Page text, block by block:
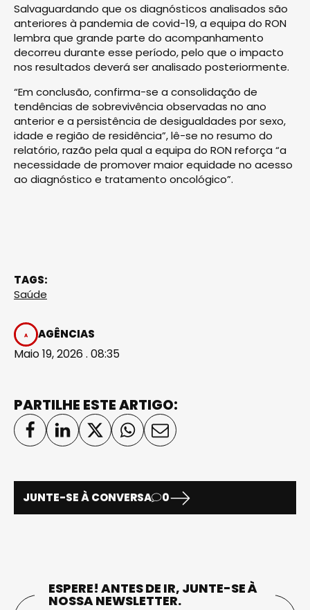
Salvaguardando que os diagnósticos analisados são
anteriores à pandemia de covid-19, a equipa do RON
lembra que grande parte do acompanhamento
decorreu durante esse período, pelo que o impacto
nos resultados deverá ser analisado posteriormente.
“Em conclusão, confirma-se a consolidação de
tendências de sobrevivência observadas no ano
anterior e a persistência de desigualdades por sexo,
idade e região de residência”, lê-se no resumo do
relatório, razão pela qual a equipa do RON reforça “a
necessidade de promover maior equidade no acesso
ao diagnóstico e tratamento oncológico”.
TAGS:
Saúde
AGÊNCIAS
Maio 19, 2026 . 08:35
PARTILHE ESTE ARTIGO:
JUNTE-SE À CONVERSA 0
ESPERE! ANTES DE IR, JUNTE-SE À
NOSSA NEWSLETTER.